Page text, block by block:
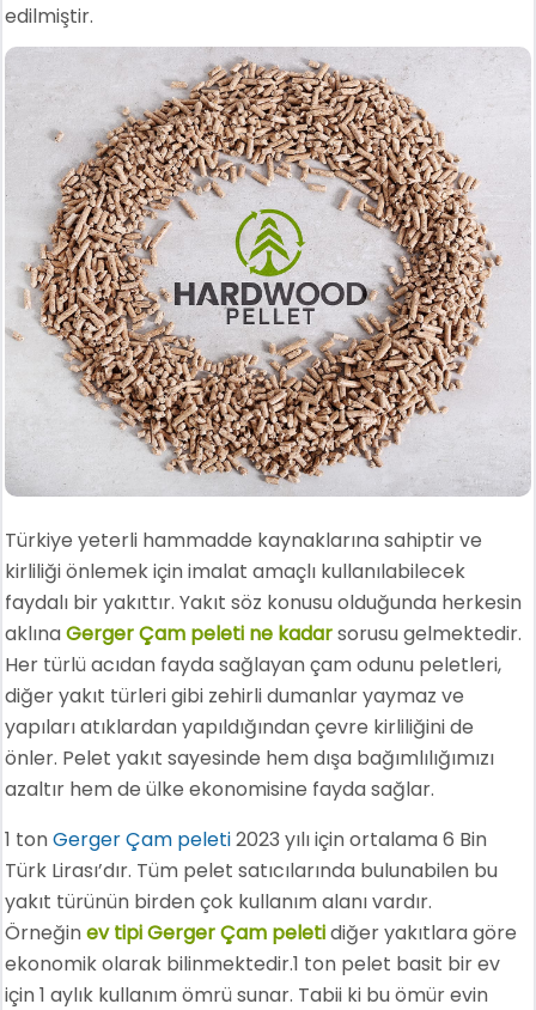
edilmiştir.
Türkiye yeterli hammadde kaynaklarına sahiptir ve
kirliliği önlemek için imalat amaçlı kullanılabilecek
faydalı bir yakıttır. Yakıt söz konusu olduğunda herkesin
aklınaGerger Çam peleti ne kadarsorusu gelmektedir.
Her türlü acıdan fayda sağlayan çam odunu peletleri,
diğer yakıt türleri gibi zehirli dumanlar yaymaz ve
yapıları atıklardan yapıldığından çevre kirliliğini de
önler. Pelet yakıt sayesinde hem dışa bağımlılığımızı
azaltır hem de ülke ekonomisine fayda sağlar.
1 tonGerger Çam peleti2023 yılı için ortalama 6 Bin
Türk Lirası’dır. Tüm pelet satıcılarında bulunabilen bu
yakıt türünün birden çok kullanım alanı vardır.
Örneğinev tipi Gerger Çam peletidiğer yakıtlara göre
ekonomik olarak bilinmektedir.1 ton pelet basit bir ev
için 1 aylık kullanım ömrü sunar. Tabii ki bu ömür evin